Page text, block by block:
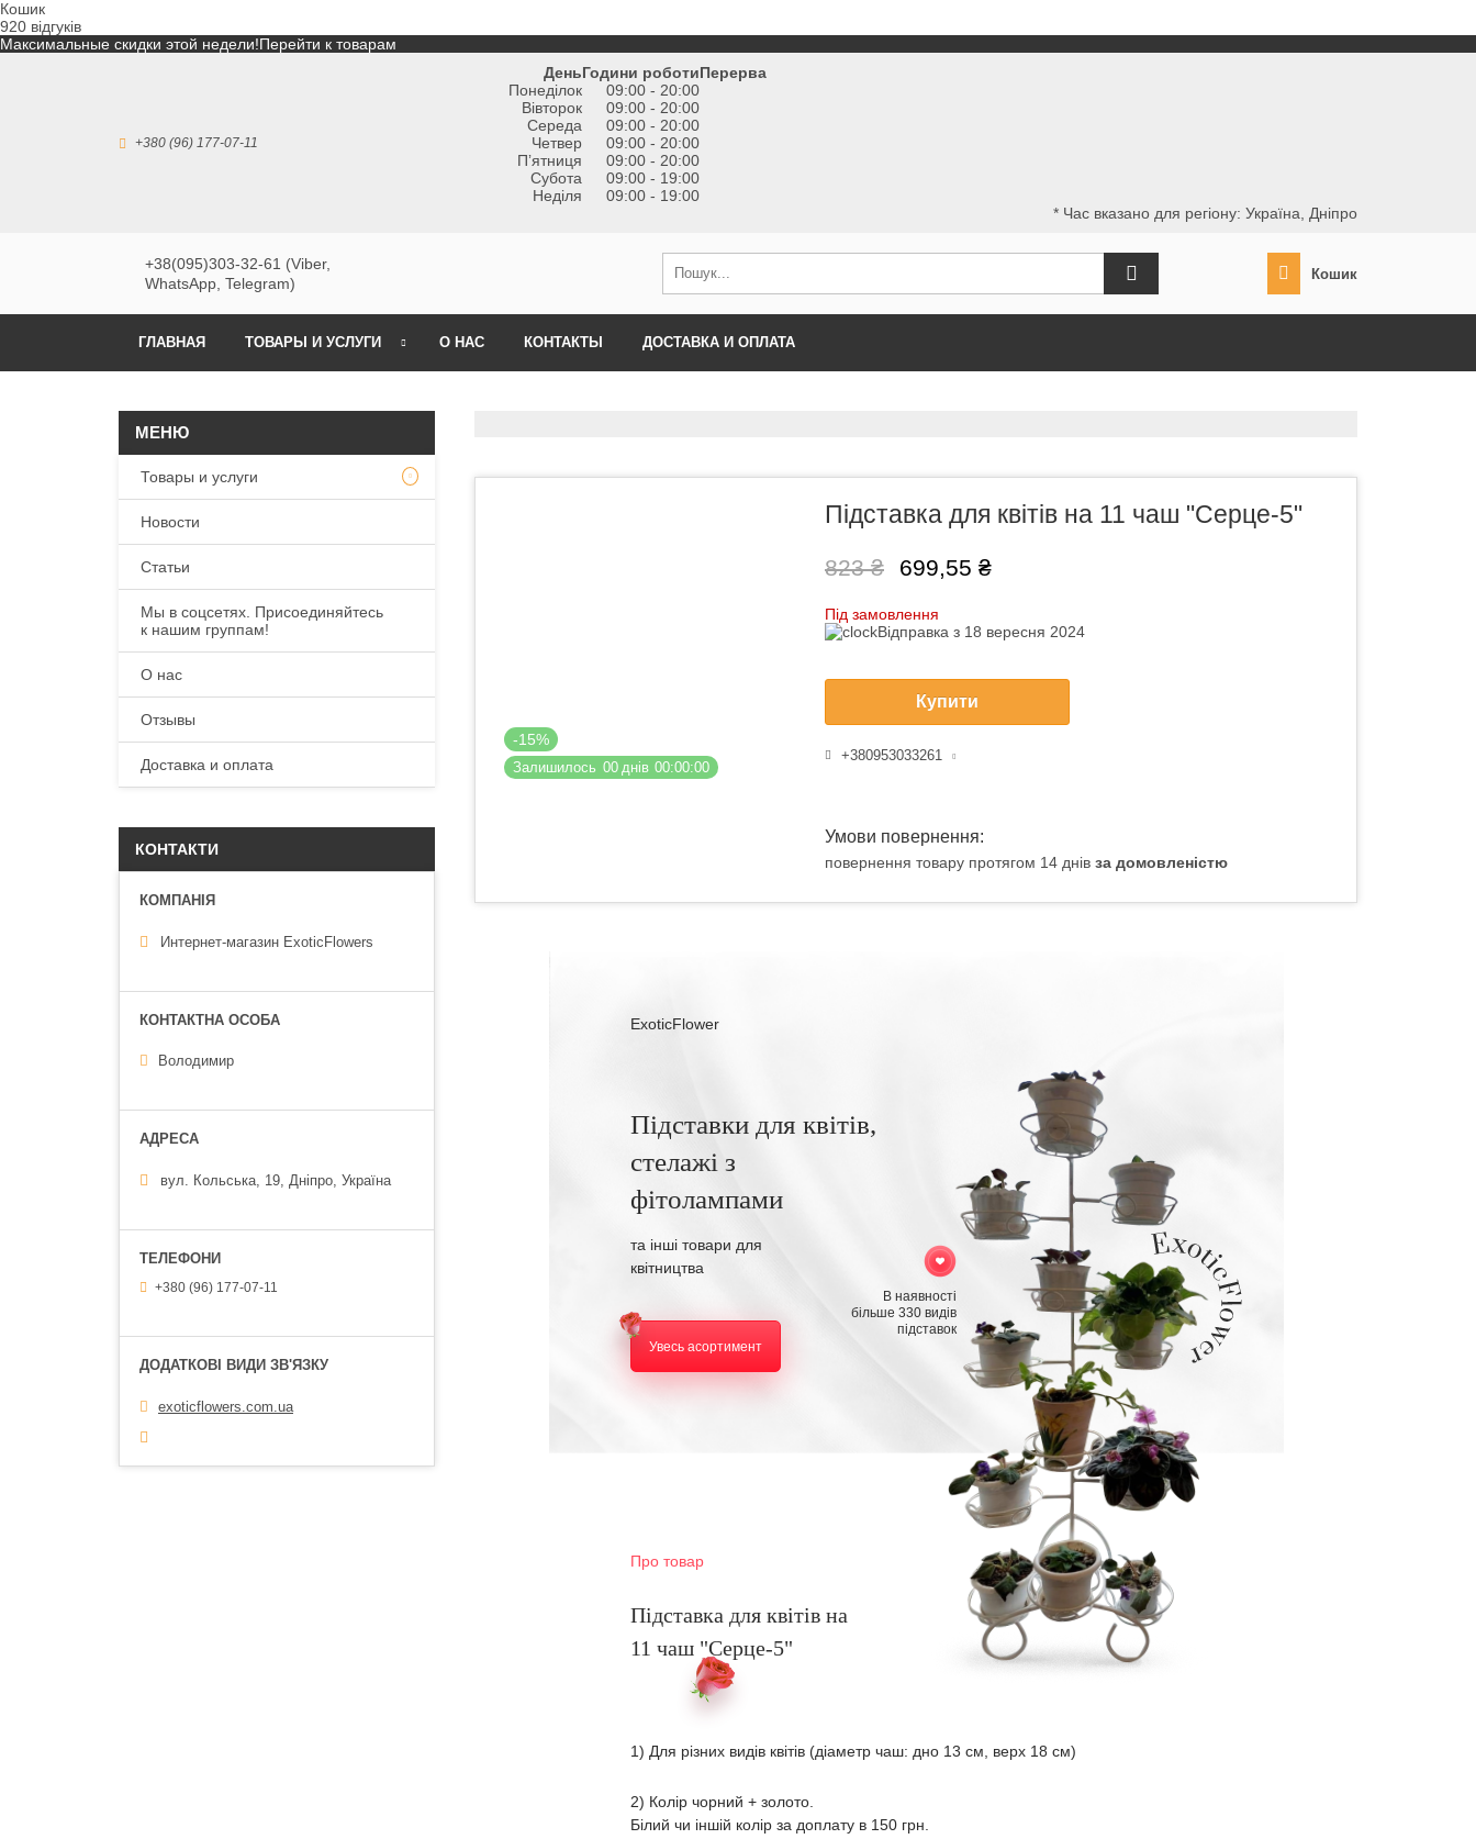
Кошик
920 відгуків
Максимальные скидки этой недели!Перейти к товарам
+380 (96) 177-07-11
ДеньГодини роботиПерерва
Понеділок
09:00 - 20:00
Вівторок
09:00 - 20:00
Середа
09:00 - 20:00
Четвер
09:00 - 20:00
Пʼятниця
09:00 - 20:00
Субота
09:00 - 19:00
Неділя
09:00 - 19:00
* Час вказано для регіону: Україна, Дніпро
+38(095)303-32-61 (Viber,
WhatsApp, Telegram)
Кошик
ГЛАВНАЯ ТОВАРЫ И УСЛУГИ О НАС КОНТАКТЫ ДОСТАВКА И ОПЛАТА
-15%
Залишилось 00 днів 00 00 00
Підставка для квітів на 11 чаш "Серце-5"
823 ₴ 699,55 ₴
Під замовлення
Відправка з 18 вересня 2024
Купити
+380953033261
повернення товару протягом 14 днів за домовленістю
ExoticFlower
Підставки для квітів,
стелажі з
фітолампами
та інші товари для
квітництва
Увесь асортимент
В наявності
більше 330 видів
підставок
Про товар
Підставка для квітів на
11 чаш "Серце-5"
1) Для різних видів квітів (діаметр чаш: дно 13 см, верх 18 см)
2) Колір чорний + золото.
Білий чи іншій колір за доплату в 150 грн.
Товары и услуги
Новости
Статьи
Мы в соцсетях. Присоединяйтесь
к нашим группам!
О нас
Отзывы
Доставка и оплата
КОНТАКТИ
Интернет-магазин ExoticFlowers
Володимир
вул. Кольська, 19, Дніпро, Україна
+380 (96) 177-07-11
exoticflowers.com.ua